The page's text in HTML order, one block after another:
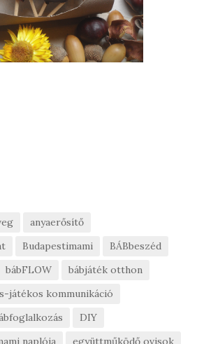
anyaerősítő
Budapestimami
BÁBbeszéd
bábFLOW
bábjáték otthon
játékos kommunikáció
DIY
naplója
együttműködő ovisok